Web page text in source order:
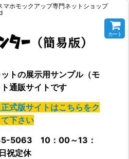
マホモックアップ専門ネットショップ
トの展示用サンプル（モ
通販サイトです
式版サイトはこちらをク
下さい
5063 10：00～13：
祝定休
カート